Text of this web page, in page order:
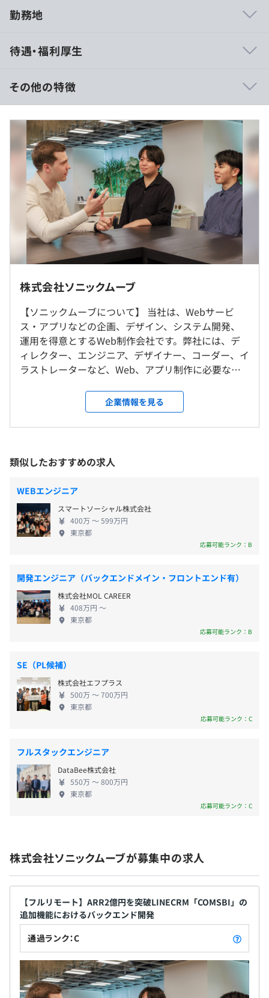
です！
ワンストップでサービスを提供しているので、自分自身が
サービス開発の中でどこに携わっているのかをしっかり理
解でき、自分の仕事がどのような影響を及ぼすのかを実感
しながら仕事に取り組むことができます。また、デザイナ
ーやコンテンツ開発をおこなうメンバーに対して、インフ
ラやサーバについてレクチャーする講習会やグループごと
に勉強会をおこなうなど、社員が自主的に勉強する姿もよ
くみられます。
◆あなたの希望するキャリアを尊重しています！
マネジメントとスペシャリスト両方のポジションを用意し
ており、進みたいキャリアによって最適な案件を割り振り
ます。たとえば、リードエンジニアに挑戦したいエンジニ
アには、プロジェクトマネジメントの経験を積んでもらう
などです。フロントエンドエンジニアからサーバサイドエ
ンジニアとして活躍したい方には、勉強会の出席を提案し
たり、チャレンジする機会を提供しています。月に1回は
上長と壁打ちしたりキャリアについて相談できる機会が多
いです。
【受託サービス｜案件例】
☆主な開発・運用実績をこちらにて、ご確認いただけます
https://sonicmoov.com/works/
【LINECRM・ミニアプリプラットフォーム「COMSBI(コ
ムスビ)」】
☆サービス概要はこちらにて、ご確認いただけます
https://www.comsbi.com/
COMSBIはLINE公式アカウントにスマホアプリのような機
能を持たせるLINECRM・ミニアプリのプラットフォーム
上記の他に、Webサイト制作やアプリ開発、システム開
発などにおける幅広い受託開発を行っています。自社サー
ビスの開発・運用で培ったノウハウを活用し、お客様の課
題解決や新規事業のお手伝いをさせていただきます。
・書籍購入制度
・資格取得補助/セミナー受講支援
・資格手当
・社内勉強会の開催
オブジェクト指向、ウォーターフォール、アジャイル、ス
クラム、ペアプロ、テスト駆動開発、ドメイン駆動設計
勤務地
就業場所の変更範囲
＜雇入時＞
東京本社、および自宅
＜変更範囲＞
変更なし
受動喫煙防止措置に関する事項
敷地内禁煙（喫煙場所あり）
東京メトロ 日比谷線 神谷町駅（駅直結）
東京メトロ 南北線 六本木一丁目駅 （駅直結）
待遇・福利厚生
年俸額：500万円～800万円
月給：416,667円～666,667円
＜内訳＞
基本給：307,739円～492,382 円
固定残業（45H）：108,928円～174,285円
※委細面談の上決定いたします
※業績賞与あり
※試用期間3ヶ月 （給与は本採用時と同額）
（※ 想定年収は年収提示額を保証するものではありません）
10:00～19:00
(コアタイム：11:00～15:00)
の自主性に任せています
平均残業時間：平均10.1時間／月
・完全週休2日制（土・日）
・GW
・有給休暇
・年末年始休暇
・夏季休暇（5日間）
★年間休日128日（2025年度実績）
・定期健康診断
・慶弔見舞金
・書籍購入制度
・資格制度
・企業型確定拠出年金制度あり
昇給査定年2回(4月・10月)
各種社会保険完備
その他の特徴
株式会社ソニックムーブ
【ソニックムーブについて】 当社は、Webサービ
ス・アプリなどの企画、デザイン、システム開発、
運用を得意とするWeb制作会社です。弊社には、デ
ィレクター、エンジニア、デザイナー、コーダー、イ
ラストレーターなど、Web、アプリ制作に必要な職
のご相談をいただければ、“デザイン専門”や“プログ
ラミング専門”など、さまざまなWeb制作会社を介す
ことなく1社だけであらゆる相談に応じることが可能
てアプリ開発をおこない、自社サービスとしてスマ
ートフォンアプリの開発や提供をしています。また、
最先端技術の開発に携わることも可能です。自社サー
ビスで蓄積したノウハウやデータを活用し、お客さ
まの課題解決や新規事業のお手伝いをさせていただ
いております。 【クラウドワークスグループに参
画】 2024年8月1日付で『クラウドワークスグループ
度の向上はもとより革新的なビジネスの創造に繋
げ、さらなる成長を目指していきます。 【ソニック
ムーブの特徴】 ・「ワンストップ開発」であらゆる
相談に対応（強み） ・品質の高さが顧客の信頼を集
め、案件は「紹介」で獲得 ・エンジニアも企画に携
近く、提案や相談がしやすいフラットな会社 ・気分
転換を兼ねて外部での作業も◎服装、髪型も自由
企業情報を見る
類似したおすすめの求人
WEBエンジニア
スマートソーシャル株式会社
400万 〜 599万円
東京都
応募可能ランク：B
開発エンジニア（バックエンドメイン・フロントエンド有）
株式会社MOL CAREER
408万円 〜
東京都
応募可能ランク：B
SE（PL候補）
株式会社エフプラス
500万 〜 700万円
東京都
応募可能ランク：C
フルスタックエンジニア
DataBee株式会社
550万 〜 800万円
東京都
応募可能ランク：C
株式会社ソニックムーブが募集中の求人
【フルリモート】ARR2億円を突破LINECRM「COMSBI」の
追加機能におけるバックエンド開発
通過ランク：C